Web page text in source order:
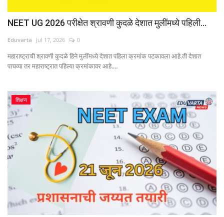
NEET UG 2026 परीक्षेत श्रावणी कुदळे देशात मुलींमध्ये पहिली...
Eduvarta Jul 17, 2026 0
महाराष्ट्राची श्रावणी कुदळे हिने मुलींमध्ये देशात पहिला क्रमांक पटकावला आहे.ती देशात
पाचव्या तर महाराष्ट्रात पहिल्या क्रमांकावर आहे....
शिक्षण